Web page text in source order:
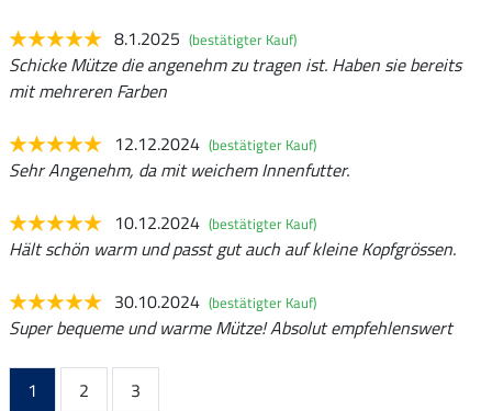
8.1.2025 (bestätigter Kauf)
Schicke Mütze die angenehm zu tragen ist. Haben sie bereits
mit mehreren Farben
12.12.2024 (bestätigter Kauf)
Sehr Angenehm, da mit weichem Innenfutter.
10.12.2024 (bestätigter Kauf)
Hält schön warm und passt gut auch auf kleine Kopfgrössen.
30.10.2024 (bestätigter Kauf)
Super bequeme und warme Mütze! Absolut empfehlenswert
1 2
3